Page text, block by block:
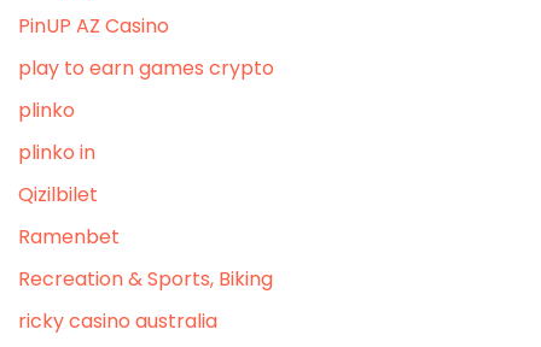
PinUP AZ Casino
play to earn games crypto
plinko
plinko in
Qizilbilet
Ramenbet
Recreation & Sports, Biking
ricky casino australia